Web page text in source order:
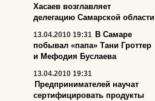
Хасаев возглавляет
делегацию Самарской области
13.04.2010 19:31 В Самаре
побывал «папа» Тани Гроттер
и Мефодия Буслаева
13.04.2010 19:31
Предпринимателей научат
сертифицировать продукты